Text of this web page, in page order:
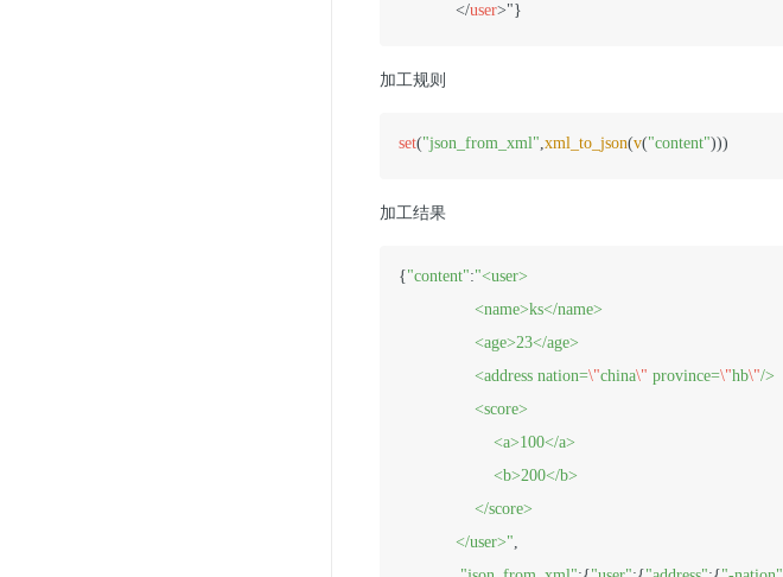
</user>
加工规则
set("json_from_xml",xml_to_json(v("content"
加工结果
{"content":"<user>
                <name>ks</name>
                <age>23</age>
                <address nation=
\"china\" province=\"hb\"/>
                <score>
                    <a>100</a>
                    <b>200</b>
                </score>
            </user>"
,